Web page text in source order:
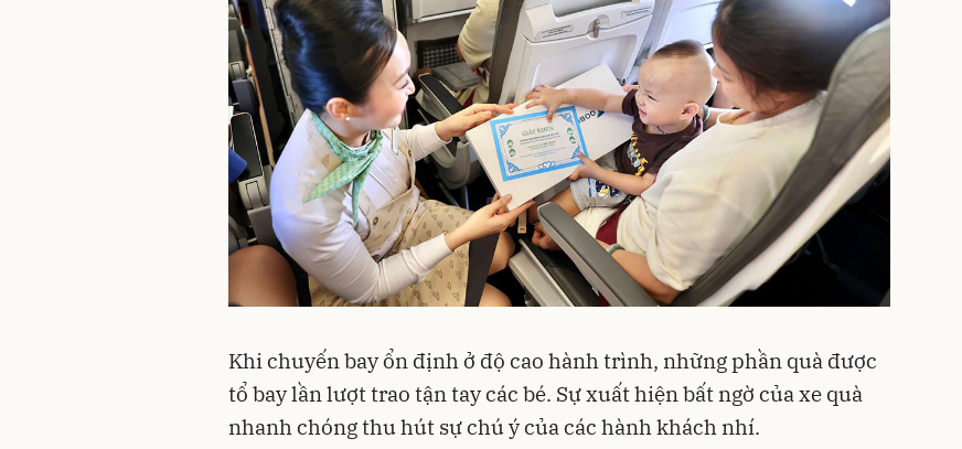
Khi chuyến bay ổn định ở độ cao hành trình, những phần quà được
tổ bay lần lượt trao tận tay các bé. Sự xuất hiện bất ngờ của xe quà
nhanh chóng thu hút sự chú ý của các hành khách nhí.